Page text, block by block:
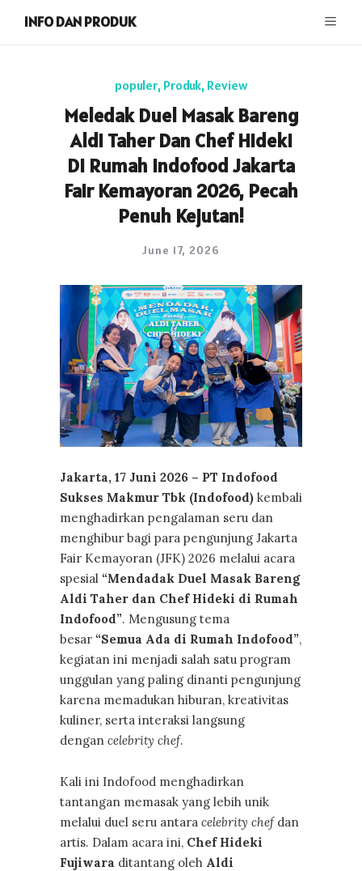
INFO DAN PRODUK
populer, Produk, Review
Meledak Duel Masak Bareng
Aldi Taher Dan Chef Hideki
Di Rumah Indofood Jakarta
Fair Kemayoran 2026, Pecah
Penuh Kejutan!
June 17, 2026
Jakarta, 17 Juni 2026 – PT Indofood
Sukses Makmur Tbk (Indofood) kembali
menghadirkan pengalaman seru dan
menghibur bagi para pengunjung Jakarta
Fair Kemayoran (JFK) 2026 melalui acara
spesial “Mendadak Duel Masak Bareng
Aldi Taher dan Chef Hideki di Rumah
Indofood”. Mengusung tema
besar “Semua Ada di Rumah Indofood”,
kegiatan ini menjadi salah satu program
unggulan yang paling dinanti pengunjung
karena memadukan hiburan, kreativitas
kuliner, serta interaksi langsung
dengan celebrity chef.
Kali ini Indofood menghadirkan
tantangan memasak yang lebih unik
melalui duel seru antara celebrity chef dan
artis. Dalam acara ini, Chef Hideki
Fujiwara ditantang oleh Aldi